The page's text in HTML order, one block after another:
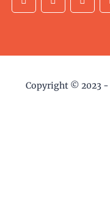
Copyright © 2023 -